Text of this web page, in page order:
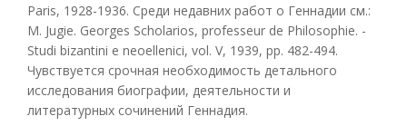
Paris, 1928-1936. Среди недавних работ о Геннадии см.:
M. Jugie. Georges Scholarios, professeur de Philosophie. -
Studi bizantini e neoellenici, vol. V, 1939, pp. 482-494.
Чувствуется срочная необходимость детального
исследования биографии, деятельности и
литературных сочинений Геннадия.